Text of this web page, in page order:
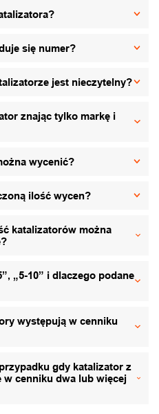
się numer?
jest nieczytelny?
znając tylko markę i
wycenić?
ilość wycen?
katalizatorów można
„5-10” i dlaczego podane
występują w cenniku
gdy katalizator z
w cenniku dwa lub więcej